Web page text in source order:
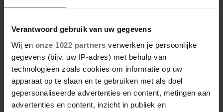
Verantwoord gebruik van uw gegevens
Wij en onze 1022 partners verwerken je persoonlijke
gegevens (bijv. uw IP-adres) met behulp van
technologieën zoals cookies om informatie op uw
apparaat op te slaan en te gebruiken met als doel
gepersonaliseerde advertenties en content, metingen aan
advertenties en content, inzicht in publiek en
Meer van Santé